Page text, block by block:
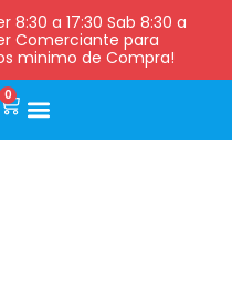
8:30 a 17:30 Sab 8:30 a
Comerciante para
minimo de Compra!
0